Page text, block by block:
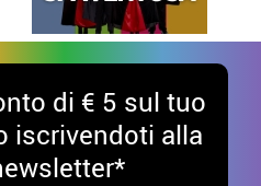
di € 5 sul tuo
iscrivendoti alla